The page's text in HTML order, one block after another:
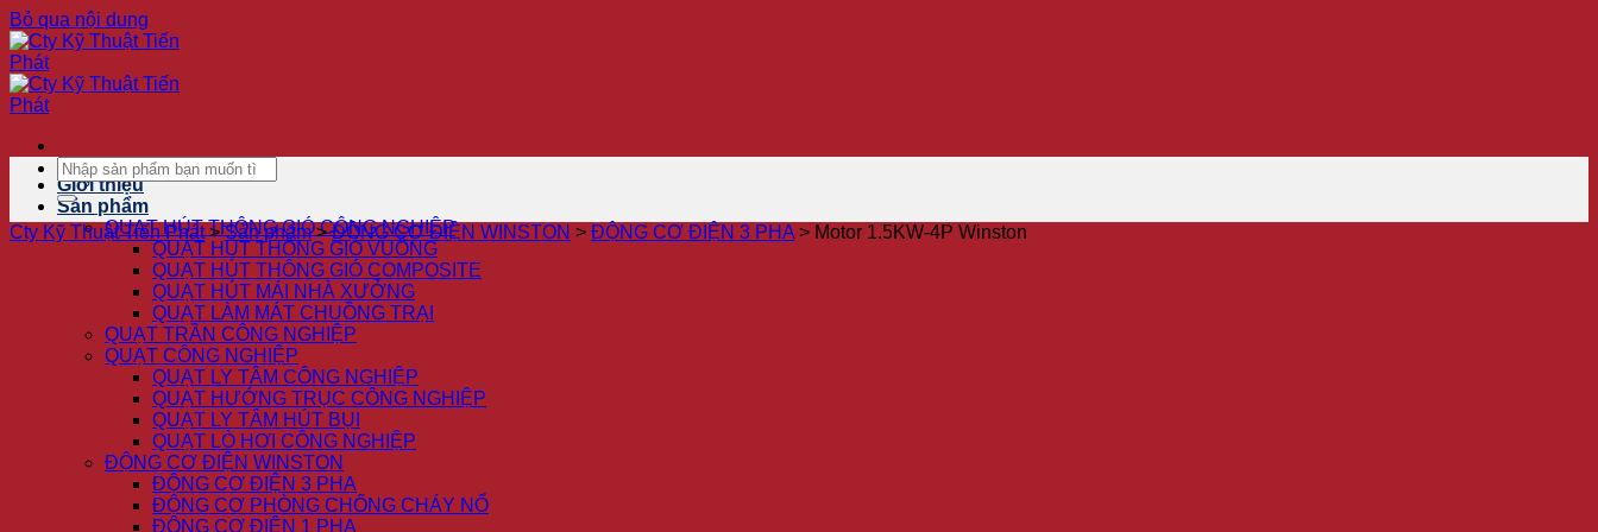
Bỏ qua nội dung
Giới thiệu
Sản phẩm
QUẠT HÚT THÔNG GIÓ CÔNG NGHIỆP
QUẠT HÚT THÔNG GIÓ VUÔNG
QUẠT HÚT THÔNG GIÓ COMPOSITE
QUẠT HÚT MÁI NHÀ XƯỞNG
QUẠT LÀM MÁT CHUỒNG TRẠI
QUẠT TRẦN CÔNG NGHIỆP
QUẠT CÔNG NGHIỆP
QUẠT LY TÂM CÔNG NGHIỆP
QUẠT HƯỚNG TRỤC CÔNG NGHIỆP
QUẠT LY TÂM HÚT BỤI
QUẠT LÒ HƠI CÔNG NGHIỆP
ĐỘNG CƠ ĐIỆN WINSTON
ĐỘNG CƠ ĐIỆN 3 PHA
ĐỘNG CƠ PHÒNG CHỐNG CHÁY NỔ
ĐỘNG CƠ ĐIỆN 1 PHA
Cty Kỹ Thuật Tiến Phát>Sản phẩm>ĐỘNG CƠ ĐIỆN WINSTON > ĐỘNG CƠ ĐIỆN 3 PHA > Motor 1.5KW-4P Winston